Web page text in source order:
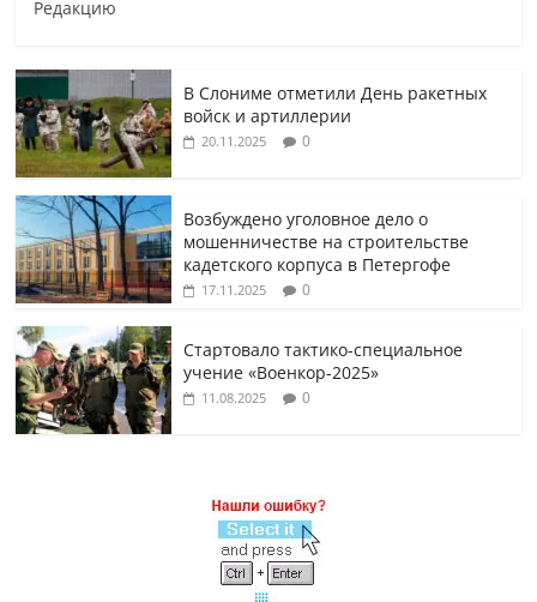
Редакцию
В Слониме отметили День ракетных
войск и артиллерии
20.11.2025 0
Возбуждено уголовное дело о
мошенничестве на строительстве
кадетского корпуса в Петергофе
17.11.2025 0
Стартовало тактико-специальное
учение «Военкор-2025»
11.08.2025 0